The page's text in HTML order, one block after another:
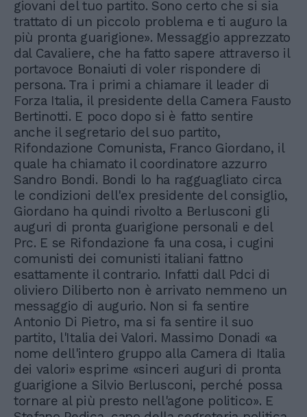
giovani del tuo partito. Sono certo che si sia
trattato di un piccolo problema e ti auguro la
più pronta guarigione». Messaggio apprezzato
dal Cavaliere, che ha fatto sapere attraverso il
portavoce Bonaiuti di voler rispondere di
persona. Tra i primi a chiamare il leader di
Forza Italia, il presidente della Camera Fausto
Bertinotti. E poco dopo si è fatto sentire
anche il segretario del suo partito,
Rifondazione Comunista, Franco Giordano, il
quale ha chiamato il coordinatore azzurro
Sandro Bondi. Bondi lo ha ragguagliato circa
le condizioni dell'ex presidente del consiglio,
Giordano ha quindi rivolto a Berlusconi gli
auguri di pronta guarigione personali e del
Prc. E se Rifondazione fa una cosa, i cugini
comunisti dei comunisti italiani fattno
esattamente il contrario. Infatti dall Pdci di
oliviero Diliberto non è arrivato nemmeno un
messaggio di augurio. Non si fa sentire
Antonio Di Pietro, ma si fa sentire il suo
partito, l'Italia dei Valori. Massimo Donadi «a
nome dell'intero gruppo alla Camera di Italia
dei valori» esprime «sinceri auguri di pronta
guarigione a Silvio Berlusconi, perché possa
tornare al più presto nell'agone politico». E